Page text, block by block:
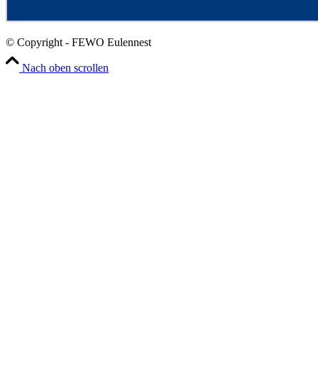
© Copyright - FEWO Eulennest
Nach oben scrollen